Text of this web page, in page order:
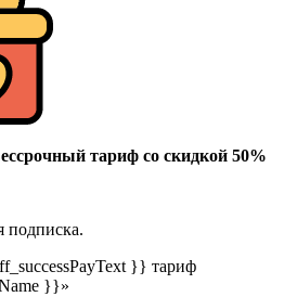
тариф со скидкой 50%
подписка.
}} тариф
}}»